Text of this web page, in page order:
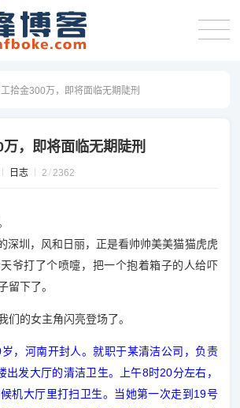
拾金300万，即将面临无期陡刑
，即将面临无期陡刑
日志 2 2362
深圳，风和日丽，正是看帅帅美美猫猫虎虎
爷打了个喷嚏，把一个抱着箱子的人给吓
留下了。
们的女主角闪亮登场了。
岁，河南开封人。就职于某清洁公司，负责
出发大厅的清洁卫生。上午8时20分左右，
机大厅里打扫卫生。当她第一次走到 19号